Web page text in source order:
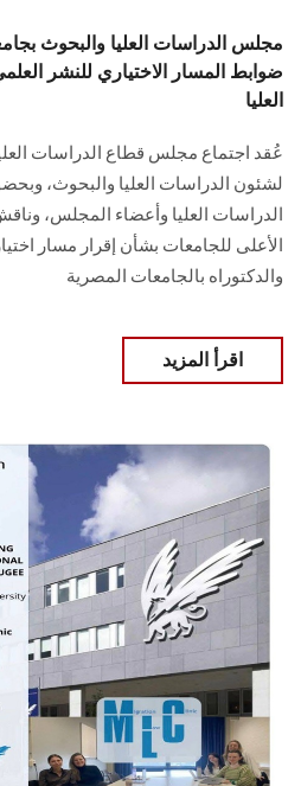
سجل
مجلس الدراسات العليا والبحوث
ضوابط المسار الاختياري للنشر
العليا
عُقد اجتماع مجلس قطاع الدراسات
لشئون الدراسات العليا والبحوث،
الدراسات العليا وأعضاء المجلس،
الأعلى للجامعات بشأن إقرار مسار
والدكتوراه بالجامعات المصرية
اقرأ المزيد